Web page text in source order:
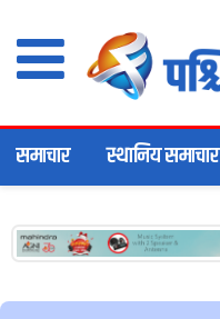
समाचार स्थानिय समाचार